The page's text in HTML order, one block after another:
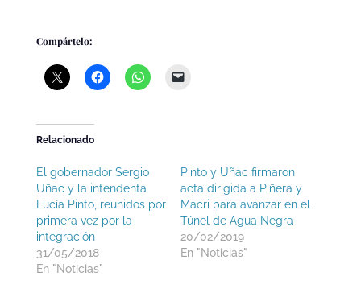
Compártelo:
Relacionado
El gobernador Sergio
Uñac y la intendenta
Lucía Pinto, reunidos por
primera vez por la
integración
31/05/2018
En "Noticias"
Pinto y Uñac firmaron
acta dirigida a Piñera y
Macri para avanzar en el
Túnel de Agua Negra
20/02/2019
En "Noticias"